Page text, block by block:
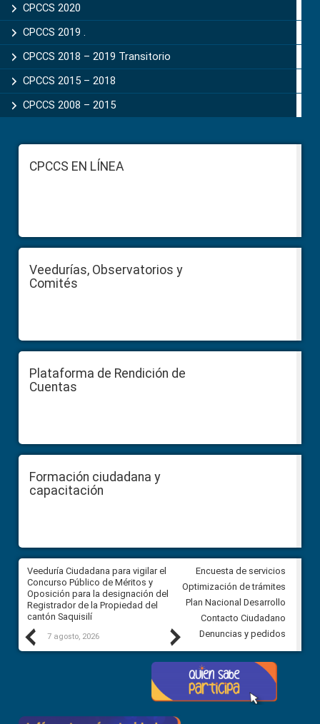
CPCCS 2020
CPCCS 2019 .
CPCCS 2018 – 2019 Transitorio
CPCCS 2015 – 2018
CPCCS 2008 – 2015
FooterCPCCS EN LÍNEA
Veedurías, Observatorios y
Comités
Plataforma de Rendición de
Cuentas
Formación ciudadana y
capacitación
Previous
Veeduría Ciudadana para vigilar el
Concurso Público de Méritos y
Oposición para la designación del
Registrador de la Propiedad del
cantón Saquisilí
7 agosto, 2026
Veeduría Ciudadana para
construcción del asfaltado de
Ballenita del cantón Santa
7 agosto, 2026
Next
Encuesta de servicios
Optimización de trámites
Plan Nacional Desarrollo
Contacto Ciudadano
Denuncias y pedidos